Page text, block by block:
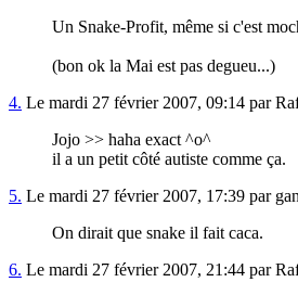
Un Snake-Profit, même si c'est
(bon ok la Mai est pas degueu...)
4. Le mardi 27 février 2007, 09:14 par
Jojo >> haha exact ^o^
il a un petit côté autiste comme ça.
5. Le mardi 27 février 2007, 17:39 par
On dirait que snake il fait caca.
6. Le mardi 27 février 2007, 21:44 par